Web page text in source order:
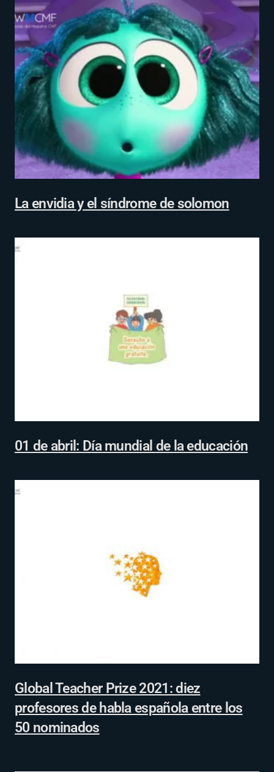
La envidia y el síndrome de solomon
01 de abril: Día mundial de la educación
Global Teacher Prize 2021: diez
profesores de habla española entre los
50 nominados